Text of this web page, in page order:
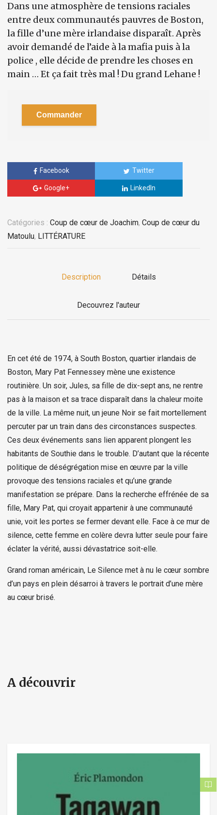
Dans une atmosphère de tensions raciales
entre deux communautés pauvres de Boston,
la fille d’une mère irlandaise disparaît. Après
avoir demandé de l’aide à la mafia puis à la
police , elle décide de prendre les choses en
main … Et ça fait très mal ! Du grand Lehane !
Commander
Facebook Twitter
Google+ LinkedIn
Catégories : Coup de cœur de Joachim, Coup de cœur du
Matoulu, LITTÉRATURE
Description Détails
Decouvrez l'auteur
En cet été de 1974, à South Boston, quartier irlandais de
Boston, Mary Pat Fennessey mène une existence
routinière. Un soir, Jules, sa fille de dix-sept ans, ne rentre
pas à la maison et sa trace disparaît dans la chaleur moite
de la ville. La même nuit, un jeune Noir se fait mortellement
percuter par un train dans des circonstances suspectes.
Ces deux événements sans lien apparent plongent les
habitants de Southie dans le trouble. D’autant que la récente
politique de déségrégation mise en œuvre par la ville
provoque des tensions raciales et qu’une grande
manifestation se prépare. Dans la recherche effrénée de sa
fille, Mary Pat, qui croyait appartenir à une communauté
unie, voit les portes se fermer devant elle. Face à ce mur de
silence, cette femme en colère devra lutter seule pour faire
éclater la vérité, aussi dévastatrice soit-elle.
Grand roman américain, Le Silence met à nu le cœur sombre
d’un pays en plein désarroi à travers le portrait d’une mère
au cœur brisé.
A découvrir